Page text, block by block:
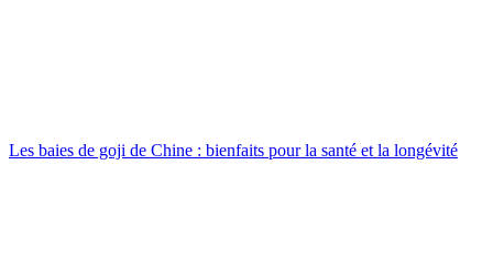
Les baies de goji de Chine : bienfaits pour la santé et la longévité